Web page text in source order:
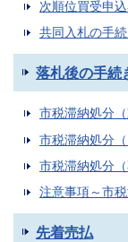
次順位買受申
共同入札の手
落札後の手続
市税滞納処分（
市税滞納処分（
市税滞納処分（
注意事項～市
先着売払